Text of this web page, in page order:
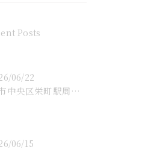
Posts
06/22
千葉市中央区栄町駅周辺の浮気調査・素行調査はおまかせください...
06/15